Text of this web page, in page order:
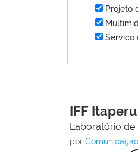
Projeto
Servico
IFF
Laboratório de
por